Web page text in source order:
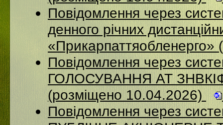
Повідомлення через
денного річних
Повідомлення через
ГОЛОСУВАННЯ АТ
(розміщено 10.04.2026)
Повідомлення через